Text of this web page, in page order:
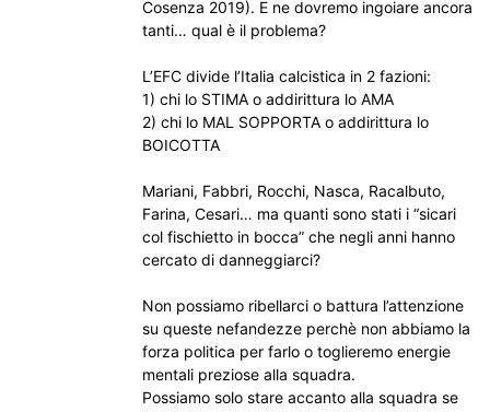
Cosenza 2019). E ne dovremo ingoiare ancora
tanti… qual è il problema?
L’EFC divide l’Italia calcistica in 2 fazioni:
1) chi lo STIMA o addirittura lo AMA
2) chi lo MAL SOPPORTA o addirittura lo
BOICOTTA
Mariani, Fabbri, Rocchi, Nasca, Racalbuto,
Farina, Cesari… ma quanti sono stati i “sicari
col fischietto in bocca” che negli anni hanno
cercato di danneggiarci?
Non possiamo ribellarci o battura l’attenzione
su queste nefandezze perchè non abbiamo la
forza politica per farlo o toglieremo energie
mentali preziose alla squadra.
Possiamo solo stare accanto alla squadra se